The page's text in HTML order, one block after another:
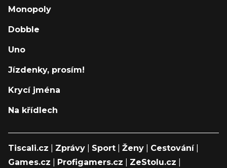
Monopoly
Dobble
Uno
Jízdenky, prosím!
Krycí jména
Na křídlech
Tiscali.cz Zprávy Sport Ženy Cestování|
Games.cz
Profigamers.cz ZeStolu.cz